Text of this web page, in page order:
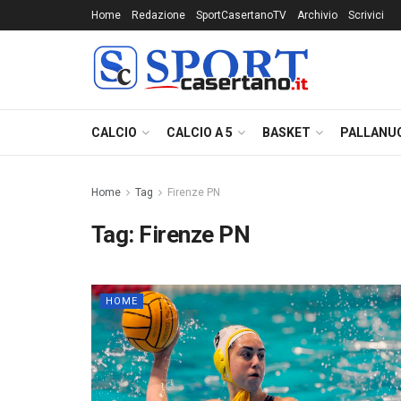
Home Redazione SportCasertanoTV Archivio Scrivici
CALCIO CALCIO A 5 BASKET
Home Tag Firenze PN
Tag: Firenze PN
HOME